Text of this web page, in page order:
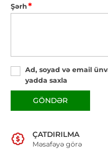
Şərh*
Ad, soyad və email
yadda saxla
GÖNDƏR
ÇATDIRILMA
Məsafəyə görə